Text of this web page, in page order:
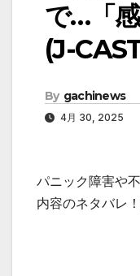
で…「
(J-
By gachinews
4月 30, 2025
パニック障害や
内容のネタバレ